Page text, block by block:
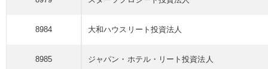
8984 大和ハウスリート 投資法人
8985 ジャパン・ホテル・リート投資法人